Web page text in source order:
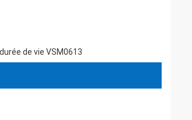
de vie VSM0613